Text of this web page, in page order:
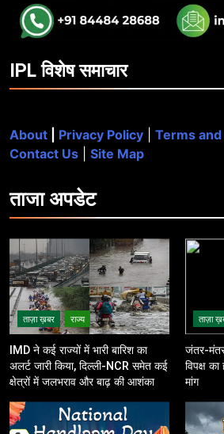
IPL विशेष समाचार
About Privacy Policy Terms
Contact Us
Site Map
ताजाअपडेट
ताज़ा ख़बर राज्य
IMD ने कई राज्यों में भारी बारिश का
अलर्ट जारी किया, दिल्ली-NCR समेत कई
क्षेत्रों में जलभराव और बाढ़ की आशंका
ताज़ा
जंतर-मंतर
विपक्ष
मांग